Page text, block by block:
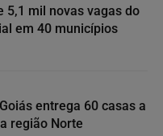
5,1 mil novas vagas do
em 40 municípios
entrega 60 casas a
região Norte